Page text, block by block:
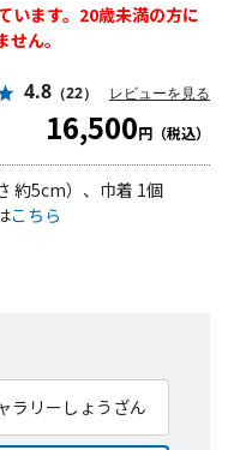
います。20歳未満の方に
ん。
4.8 （22） レビューを見る
16,500円（税込）
約5cm）、巾着 1個
ラリーしょうざん
こちら